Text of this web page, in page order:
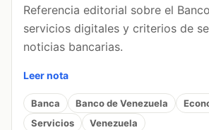
Referencia editorial sobre el
servicios digitales y criterios de
noticias bancarias.
Leer nota
Banca Banco de Venezuela
Servicios
Venezuela